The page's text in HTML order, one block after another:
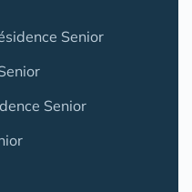
Senior
Senior